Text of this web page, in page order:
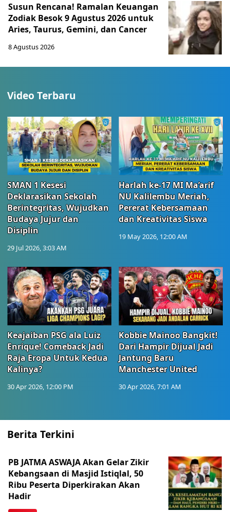
Susun Rencana! Ramalan Keuangan
Zodiak Besok 9 Agustus 2026 untuk
Aries, Taurus, Gemini, dan Cancer
8 Agustus 2026
Video Terbaru
SMAN 1 Kesesi
Deklarasikan Sekolah
Berintegritas, Wujudkan
Budaya Jujur dan
Disiplin
29 Jul 2026, 3:03 AM
Harlah ke-17 MI Ma’arif
NU Kalilembu Meriah,
Pererat Kebersamaan
dan Kreativitas Siswa
19 May 2026, 12:00 AM
Keajaiban PSG ala Luiz
Enrique! Comeback Jadi
Raja Eropa Untuk Kedua
Kalinya?
30 Apr 2026, 12:00 PM
Kobbie Mainoo Bangkit!
Dari Hampir Dijual Jadi
Jantung Baru
Manchester United
30 Apr 2026, 7:01 AM
Berita Terkini
PB JATMA ASWAJA Akan Gelar Zikir
Kebangsaan di Masjid Istiqlal, 50
Ribu Peserta Diperkirakan Akan
Hadir